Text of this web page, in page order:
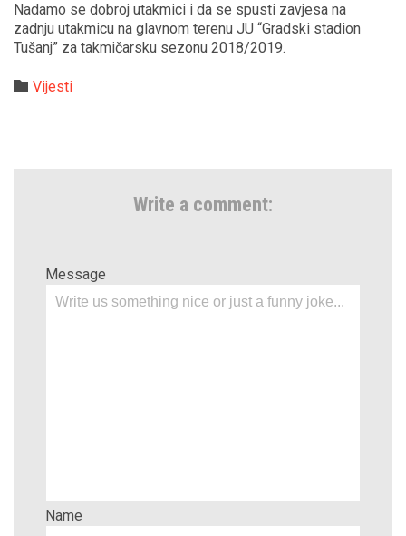
Nadamo se dobroj utakmici i da se spusti zavjesa na
zadnju utakmicu na glavnom terenu JU “Gradski stadion
Tušanj” za takmičarsku sezonu 2018/2019.
 Category
Vijesti
Write a comment:
Message
Name